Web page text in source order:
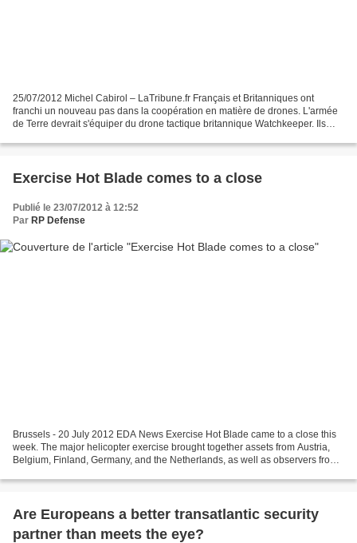
25/07/2012 Michel Cabirol – LaTribune.fr Français et Britanniques ont
franchi un nouveau pas dans la coopération en matière de drones. L'armée
de Terre devrait s'équiper du drone tactique britannique Watchkeeper. Ils
Exercise Hot Blade comes to a close
Publié le 23/07/2012 à 12:52
Par RP Defense
Brussels - 20 July 2012 EDA News Exercise Hot Blade came to a close this
week. The major helicopter exercise brought together assets from Austria,
Belgium, Finland, Germany, and the Netherlands, as well as observers from
Are Europeans a better transatlantic security
partner than meets the eye?